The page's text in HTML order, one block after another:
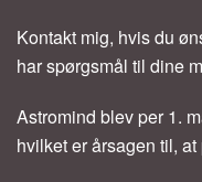
Kontakt mig, hvis du
har spørgsmål til dine
Astromind blev per 1.
hvilket er årsagen til,